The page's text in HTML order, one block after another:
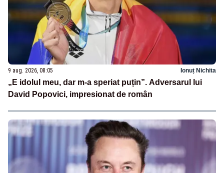
9 aug. 2026, 08:05 Ionuț Nichita
„E idolul meu, dar m-a speriat puțin”. Adversarul lui
David Popovici, impresionat de român